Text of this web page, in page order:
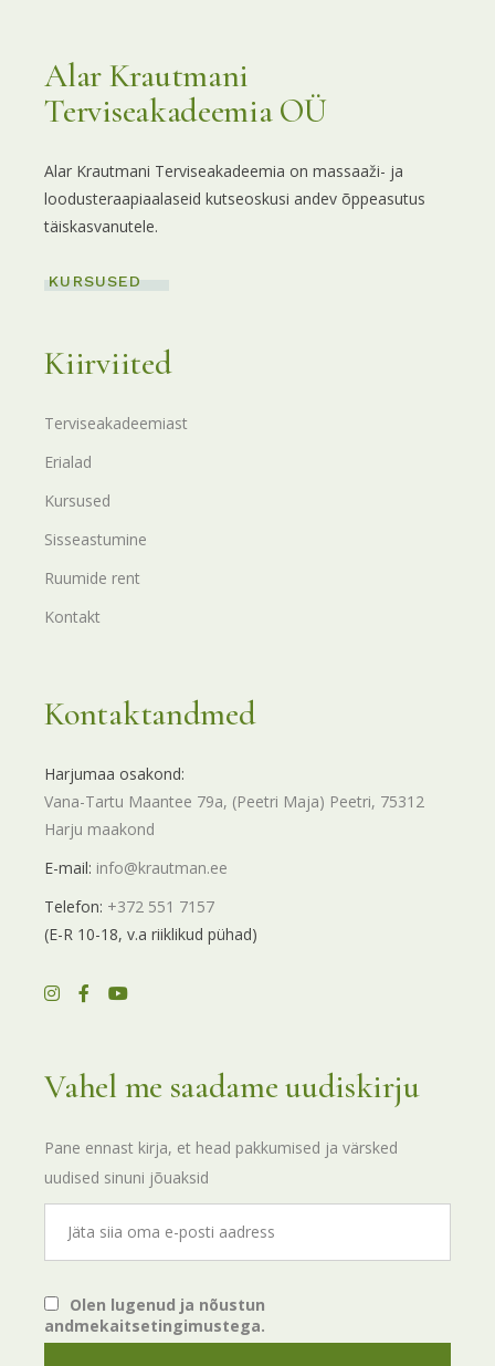
Alar Krautmani
Terviseakadeemia OÜ
Alar Krautmani Terviseakadeemia on massaaži- ja
loodusteraapiaalaseid kutseoskusi andev õppeasutus
täiskasvanutele.
KURSUSED
Kiirviited
Terviseakadeemiast
Erialad
Kursused
Sisseastumine
Ruumide rent
Kontakt
Kontaktandmed
Harjumaa osakond:
Vana-Tartu Maantee 79a, (Peetri Maja) Peetri, 75312
Harju maakond
E-mail: info@krautman.ee
Telefon: +372 551 7157
(E-R 10-18, v.a riiklikud pühad)
Vahel me saadame uudiskirju
Pane ennast kirja, et head pakkumised ja värsked
uudised sinuni jõuaksid
Olen lugenud ja nõustun
andmekaitsetingimustega.